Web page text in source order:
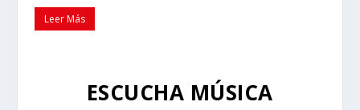
Leer Más
ESCUCHA MÚSICA